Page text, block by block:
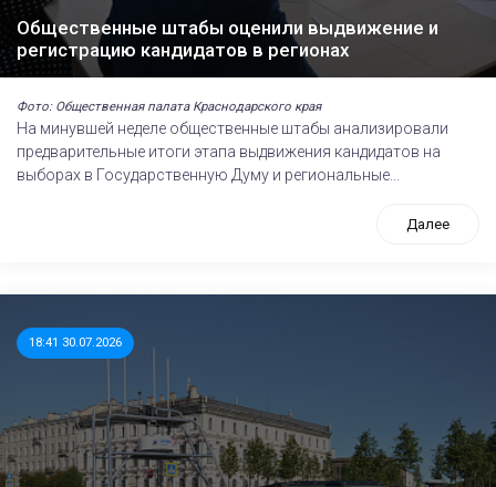
Общественные штабы оценили выдвижение и
регистрацию кандидатов в регионах
Фото: Общественная палата Краснодарского края
На минувшей неделе общественные штабы анализировали
предварительные итоги этапа выдвижения кандидатов на
выборах в Государственную Думу и региональные...
Далее
18:41 30.07.2026